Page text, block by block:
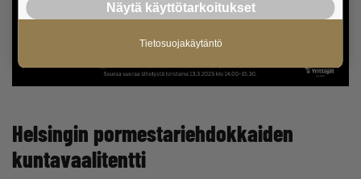
Helsingin pormestariehdokkaiden
kuntavaalitentti
Näytä käyttötarkoitukset
Tietosuojakäytäntö